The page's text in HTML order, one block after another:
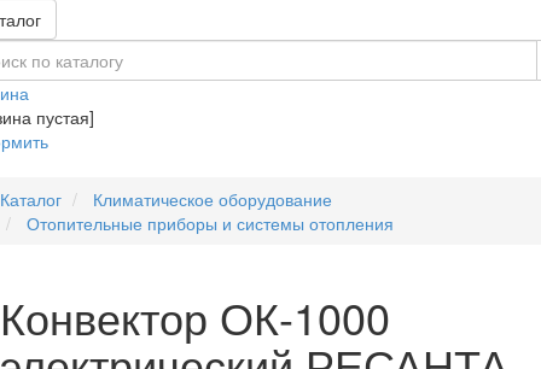
пустая]
Каталог
Климатическое оборудование
Отопительные приборы и системы отопления
Конвектор ОК-1000